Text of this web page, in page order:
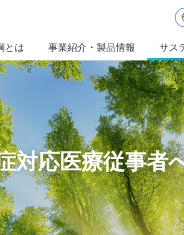
対応医療従事者
とは
内鉄鋼事業／製品情報
境リサイクル事業
発注システム「テツクル」
事業紹介・製品情報
ステナビリティ課題への対応
英製鋼のマテリアリティ
サス
方針
ライブラリ
カレンダー
ナリストカバレッジ
いさつ
概要
革
ループ会社